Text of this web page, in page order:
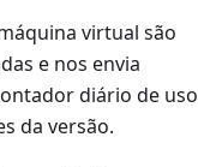
virtual são
e nos envia
diário de uso
da versão.